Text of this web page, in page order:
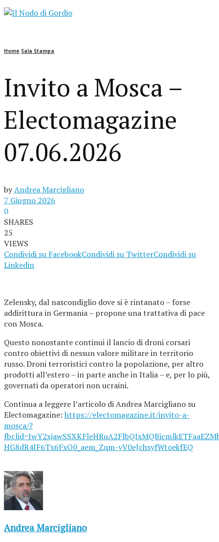
Home Sala Stampa
Invito a Mosca –
Electomagazine
07.06.2026
byAndrea Marcigliano
7 Giugno 2026
0
SHARES
25
VIEWS
Condividi su FacebookCondividi su TwitterCondividi su
Linkedin
Zelensky, dal nascondiglio dove si è rintanato – forse
addirittura in Germania – propone una trattativa di pace
con Mosca.
Questo nonostante continui il lancio di droni corsari
contro obiettivi di nessun valore militare in territorio
russo. Droni terroristici contro la popolazione, per altro
prodotti all’estero – in parte anche in Italia – e, per lo più,
governati da operatori non ucraini.
Continua a leggere l’articolo di Andrea Marcigliano su
Electomagazine: https://electomagazine.it/invito-a-
mosca/?
HG8dR4IF6Tx6FxO0_aem_Zqm-yV0eJchsyfWtoekfEQ
Andrea Marcigliano